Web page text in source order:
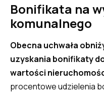
Bonifikata na
komunalnego
Obecna uchwała
uzyskania bonifikaty
wartości
procentowe udzielenia